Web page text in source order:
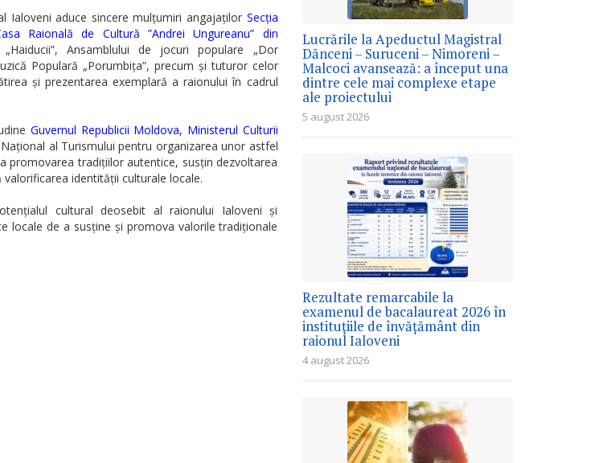
Ialoveni aduce sincere mulțumiri angajaților Secția
Raională de Cultură ”Andrei Ungureanu” din
Ansamblului de jocuri populare „Dor
Populară „Porumbița”, precum și tuturor celor
și prezentarea exemplară a raionului în cadrul
Guvernul Republicii Moldova, Ministerul Culturii
al Turismului pentru organizarea unor astfel
promovarea tradițiilor autentice, susțin dezvoltarea
identității culturale locale.
cultural deosebit al raionului Ialoveni și
locale de a susține și promova valorile tradiționale
Lucrările la Apeductul Magistral
Dănceni – Suruceni – Nimoreni –
Malcoci avansează: a început una
dintre cele mai complexe etape
ale proiectului
5 august 2026
Rezultate remarcabile la
examenul de bacalaureat 2026 în
instituțiile de învățământ din
raionul Ialoveni
4 august 2026